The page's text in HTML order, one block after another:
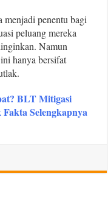
penentu bagi
peluang mereka
Namun
hanya bersifat
BLT Mitigasi
Selengkapnya